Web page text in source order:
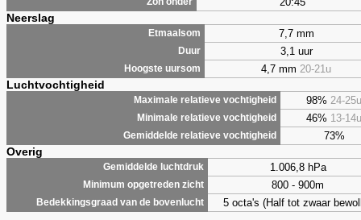
Neerslag
Etmaalsom 7,7 mm
Duur 3,1 uur
Hoogste uursom 4,7 mm 20-21u
Luchtvochtigheid
Maximale relatieve vochtigheid 98% 24-25u
Minimale relatieve vochtigheid 46% 13-14u
Gemiddelde relatieve vochtigheid 73%
Overig
Gemiddelde luchtdruk 1.006,8 hPa
Minimum opgetreden zicht 800 - 900m
Bedekkingsgraad van de bovenlucht 5 octa's (Half tot zwaar